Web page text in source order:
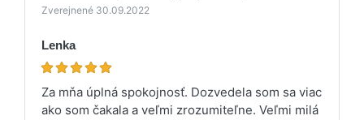
Zverejnené 30.09.2022
Lenka
Za mňa úplná spokojnosť. Dozvedela som sa viac
ako som čakala a veľmi zrozumiteľne. Veľmi milá